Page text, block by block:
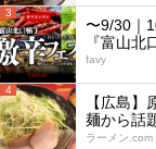
3
〜9/30｜
『富山
favy
4
【広島
麺から話
ラーメン.com